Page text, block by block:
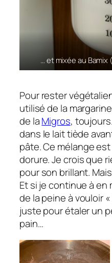
… et mixée au
Pour rester
utilisé de la
de laMigros,
dans le lait tiède
pâte. Ce mélange
dorure. Je crois que
pour son brillant.
Et si je continue à en
de la peine à vouloir
juste pour étaler un
pain…